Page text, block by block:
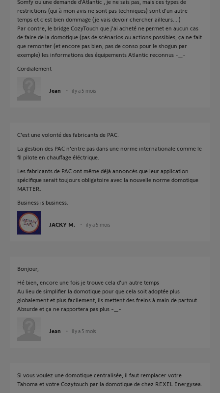
Somfy ou une demande d'Atlantic , je ne sais pas, mais ces types de
restrictions (qui à mon avis ne sont pas techniques) sont d'un autre
temps et c'est bien dommage (je vais devoir chercher ailleurs....)
Par contre, le bridge CozyTouch que j'ai acheté ne permet en aucun cas
de faire de la domotique (pas de scénarios ou actions possibles, ça ne fait
que remonter (et encore pas bien, pas de conso pour le shogun par
exemple) les informations des équipements Atlantic reconnus -_-
Cordialement
Jean il y a 5 mois
C'est une volonté des fabricants de PAC.
La gestion des PAC n'entre pas dans une norme internationale comme le
fil pilote en chauffage éléctrique.
Les fabricants de PAC ont même déjà annoncés que leur application
spécifique serait toujours obligatoire avec la nouvelle norme domotique
MATTER.
Business is business.
JACKY M. il y a 5 mois
Bonjour,
Hé bien, encore une fois je trouve cela d'un autre temps
Au lieu de simplifier la domotique pour que cela soit adoptée plus
globalement et plus facilement, ils mettent des freins à main de partout.
Absurde et ça ne rapportera pas plus -_-
Jean il y a 5 mois
Si vous voulez une domotique centralisée, il faut remplacer votre
Tahoma et votre Cozytouch par la domotique de chez REXEL Energysea.